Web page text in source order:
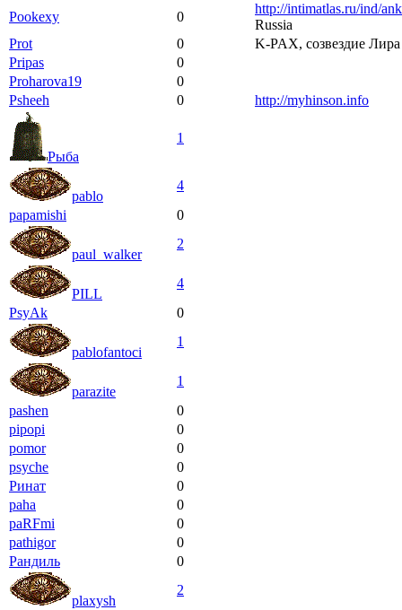
Pookexy 0
http://intimatlas.ru/ind/
Russia
Prot
0
K-PAX, созвездие Лира
Pripas
0
Proharova19
0
Psheeh
0 http://myhinson.info
Рыба
1
pablo
4
papamishi
0
paul_walker
2
PILL
4
PsyAk
0
pablofantoci
1
parazite
1
pashen
0
pipopi
0
pomor
0
psyche
0
Ринат
0
paha
0
paRFmi
0
pathigor
0
Рандиль
0
plaxysh
2